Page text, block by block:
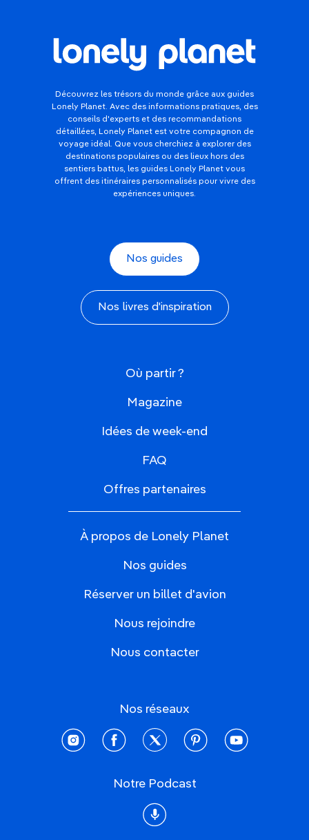
Découvrez les trésors du monde grâce aux guides
Lonely Planet. Avec des informations pratiques, des
conseils d'experts et des recommandations
détaillées, Lonely Planet est votre compagnon de
voyage idéal. Que vous cherchiez à explorer des
destinations populaires ou des lieux hors des
sentiers battus, les guides Lonely Planet vous
offrent des itinéraires personnalisés pour vivre des
expériences uniques.
Nos guides
Nos livres d'inspiration
Où partir ?
Magazine
Idées de week-end
FAQ
Offres partenaires
À propos de Lonely Planet
Nos guides
Réserver un billet d'avion
Nous rejoindre
Nous contacter
Nos réseaux
instagramfacebooktwitter pinterestyoutube
Notre Podcast
Podcast